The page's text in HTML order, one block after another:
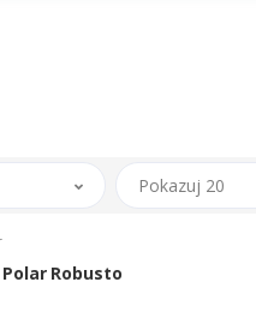
Pokazuj 20
Robusto